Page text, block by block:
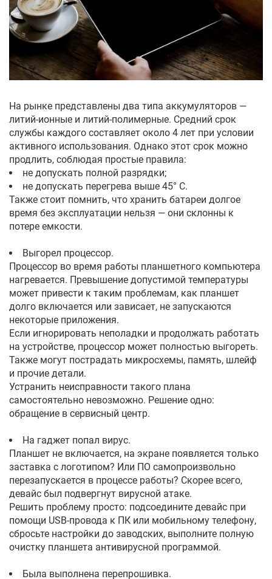
На рынке представлены два типа аккумуляторов —
литий-ионные и литий-полимерные. Средний срок
службы каждого составляет около 4 лет при условии
активного использования. Однако этот срок можно
продлить, соблюдая простые правила:
не допускать полной разрядки;
не допускать перегрева выше 45° С.
Также стоит помнить, что хранить батареи долгое
время без эксплуатации нельзя — они склонны к
потере емкости.
Выгорел процессор.
Процессор во время работы планшетного компьютера
нагревается. Превышение допустимой температуры
может привести к таким проблемам, как планшет
долго включается или зависает, не запускаются
некоторые приложения.
Если игнорировать неполадки и продолжать работать
на устройстве, процессор может полностью выгореть.
Также могут пострадать микросхемы, память, шлейф
и прочие детали.
Устранить неисправности такого плана
самостоятельно невозможно. Решение одно:
обращение в сервисный центр.
На гаджет попал вирус.
Планшет не включается, на экране появляется только
заставка с логотипом? Или ПО самопроизвольно
перезапускается в процессе работы? Скорее всего,
девайс был подвергнут вирусной атаке.
Решить проблему просто: подсоедините девайс при
помощи USB-провода к ПК или мобильному телефону,
сбросьте настройки до заводских, выполните полную
очистку планшета антивирусной программой.
Была выполнена перепрошивка.